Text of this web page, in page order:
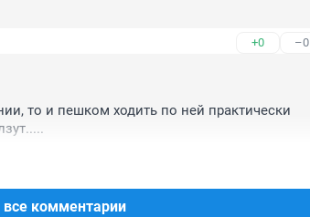
+0 –0
то и пешком ходить по ней практически
все комментарии